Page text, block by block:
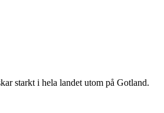
starkt i hela landet utom på Gotland.